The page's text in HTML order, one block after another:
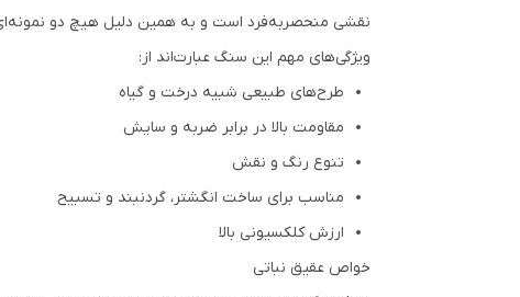
نقشی منحصربه‌فرد است و به همین دلیل هیچ دو نمونه‌ای
ویژگی‌های مهم این سنگ عبارت‌اند از:
طرح‌های طبیعی شبیه درخت و گیاه
مقاومت بالا در برابر ضربه و سایش
تنوع رنگ و نقش
مناسب برای ساخت انگشتر، گردنبند و تسبیح
ارزش کلکسیونی بالا
خواص عقیق نباتی